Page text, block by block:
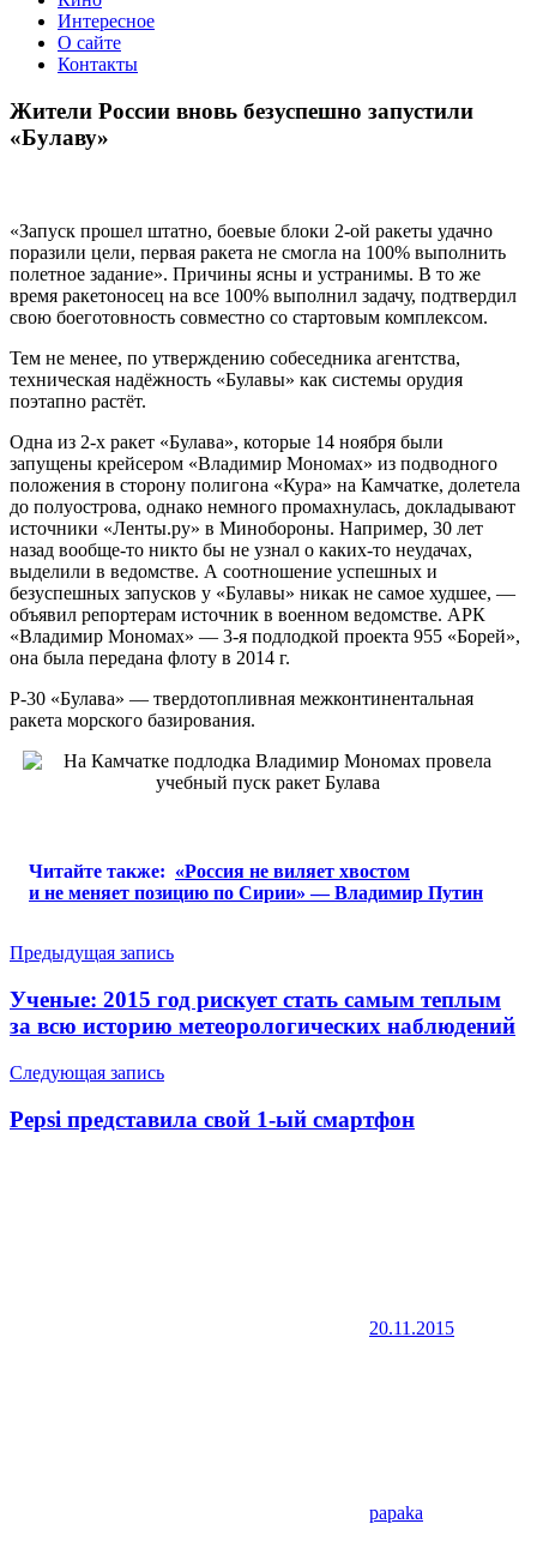
Интересное
О сайте
Контакты
Жители России вновь безуспешно запустили
«Булаву»
«Запуск прошел штатно, боевые блоки 2-ой ракеты удачно
поразили цели, первая ракета не смогла на 100% выполнить
полетное задание». Причины ясны и устранимы. В то же
время ракетоносец на все 100% выполнил задачу, подтвердил
свою боеготовность совместно со стартовым комплексом.
Тем не менее, по утверждению собеседника агентства,
техническая надёжность «Булавы» как системы орудия
поэтапно растёт.
Одна из 2-х ракет «Булава», которые 14 ноября были
запущены крейсером «Владимир Мономах» из подводного
положения в сторону полигона «Кура» на Камчатке, долетела
до полуострова, однако немного промахнулась, докладывают
источники «Ленты.ру» в Минобороны. Например, 30 лет
назад вообще-то никто бы не узнал о каких-то неудачах,
выделили в ведомстве. А соотношение успешных и
безуспешных запусков у «Булавы» никак не самое худшее, —
объявил репортерам источник в военном ведомстве. АРК
«Владимир Мономах» — 3-я подлодкой проекта 955 «Борей»,
она была передана флоту в 2014 г.
Р-30 «Булава» — твердотопливная межконтинентальная
ракета морского базирования.
Читайте также: «Россия не виляет хвостом
и не меняет позицию по Сирии» — Владимир Путин
Навигация
по
записям
Предыдущая запись
Ученые: 2015 год рискует стать самым теплым
за всю историю метеорологических наблюдений
Следующая запись
Pepsi представила свой 1-ый смартфон
20.11.2015
papaka